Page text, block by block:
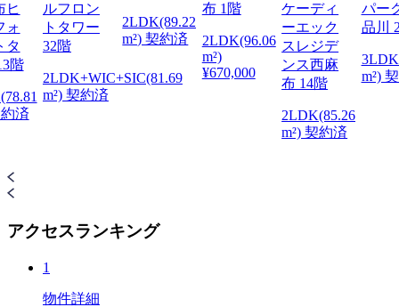
ヒ
ォ
タ
階
済
ルフロン
トタワー
32階
2LDK+WIC+SIC(81.69
m²) 契約済
2LDK(89.22
m²) 契約済
布 1階
2LDK(96.06
m²)
¥670,000
ケーディ
ーエック
スレジデ
ンス西麻
布 14階
2LDK(85.26
m²) 契約済
パー
品川
m²)
アクセスランキング
1
物件詳細